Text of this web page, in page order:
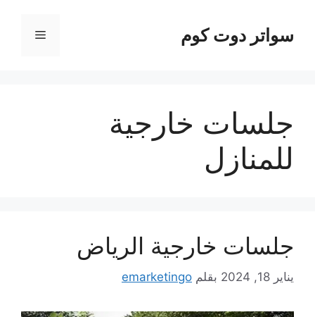
المحتوىسواتر دوت كوم القائمة
جلسات خارجية
للمنازل
جلسات خارجية الرياض
يناير 18, 2024 بقلم emarketingo